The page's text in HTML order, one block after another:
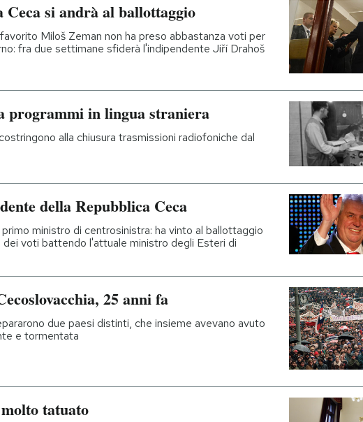
si andrà al ballottaggio
Miloš Zeman non ha preso abbastanza voti per
fra due settimane sfiderà l'indipendente Jiří Drahoš
programmi in lingua straniera
alla chiusura trasmissioni radiofoniche dal
della Repubblica Ceca
ministro di centrosinistra: ha vinto al ballottaggio
voti battendo l'attuale ministro degli Esteri di
25 anni fa
due paesi distinti, che insieme avevano avuto
e tormentata
tatuato